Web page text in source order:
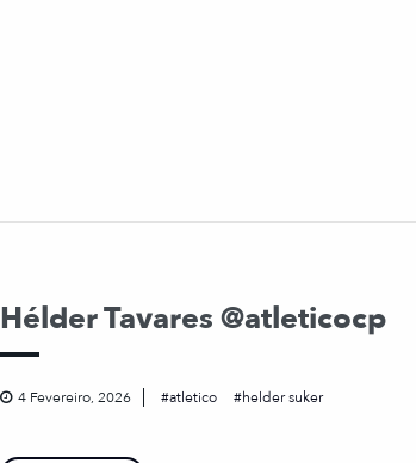
Hélder Tavares @atleticocp
4 Fevereiro, 2026 atletico helder suker